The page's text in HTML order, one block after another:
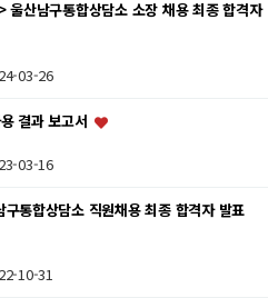
산남구통합상담소 소장 채용 최종 합격자
03-26
결과 보고서
03-16
통합상담소 직원채용 최종 합격자 발표
10-31